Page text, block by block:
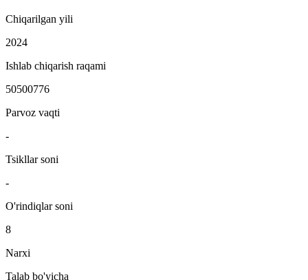
Chiqarilgan yili
2024
Ishlab chiqarish raqami
50500776
Parvoz vaqti
-
Tsikllar soni
-
O'rindiqlar soni
8
Narxi
Talab bo'yicha